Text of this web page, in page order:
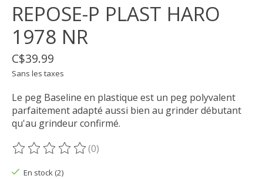
REPOSE-P PLAST HARO
1978 NR
C$39.99
Sans les taxes
Le peg Baseline en plastique est un peg polyvalent
parfaitement adapté aussi bien au grinder débutant
qu'au grindeur confirmé.
Ce produit est évalué à
(0)
En stock (2)